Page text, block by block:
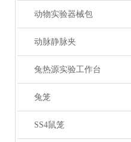
动物实验器械包
动脉静脉夹
兔热源实验工作台
兔笼
SS4鼠笼